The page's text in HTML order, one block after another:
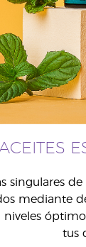
singulares
mediante
niveles
tus